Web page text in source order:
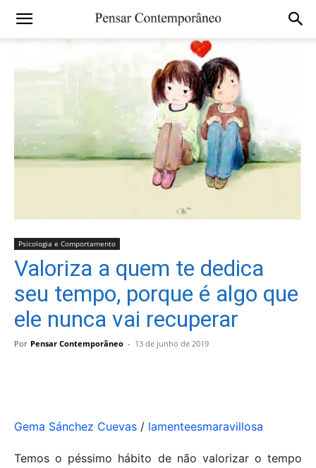
Psicologia e Comportamento
Valoriza a quem te dedica
seu tempo, porque é algo que
ele nunca vai recuperar
Por Pensar Contemporâneo - 13 de junho de 2019
Gema Sánchez Cuevas / lamenteesmaravillosa
Temos o péssimo hábito de não valorizar o tempo